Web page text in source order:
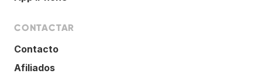
CONTACTAR
Contacto
Afiliados